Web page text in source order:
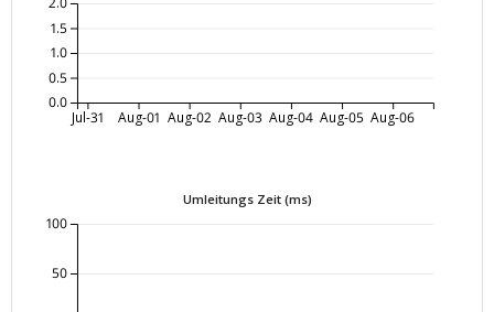
Jul-31 Aug-01 Aug-02 Aug-03 Aug-04 Aug-05 Aug-06
0.0
0.5
1.0
1.5
Umleitungs Zeit (ms)
50
100